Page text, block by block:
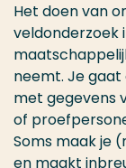
Het doen van
veldonderzoek
neemt. Je
met gegevens
of
Soms maak je
en maakt